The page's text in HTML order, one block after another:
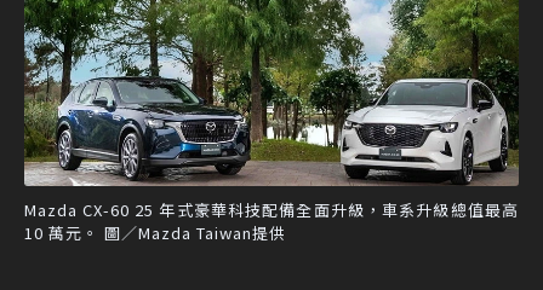
Mazda CX-60 25 年式豪華科技配備全面升級，車系升級總值最高
10 萬元。 圖／Mazda Taiwan提供